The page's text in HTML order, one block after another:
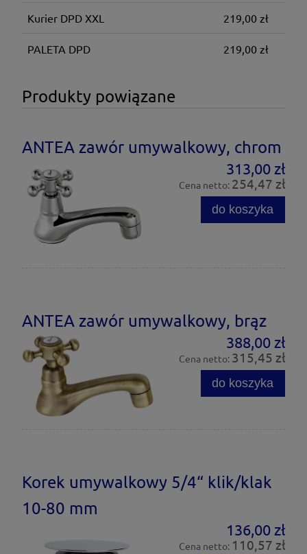
Kurier DPD XXL 219,00 zł
PALETA DPD 219,00 zł
Produkty powiązane
ANTEA zawór umywalkowy, chrom
313,00 zł
Cena netto: 254,47 zł
do koszyka
ANTEA zawór umywalkowy, brąz
388,00 zł
Cena netto: 315,45 zł
do koszyka
Korek umywalkowy 5/4“ klik/klak
10-80 mm
136,00 zł
Cena netto: 110,57 zł